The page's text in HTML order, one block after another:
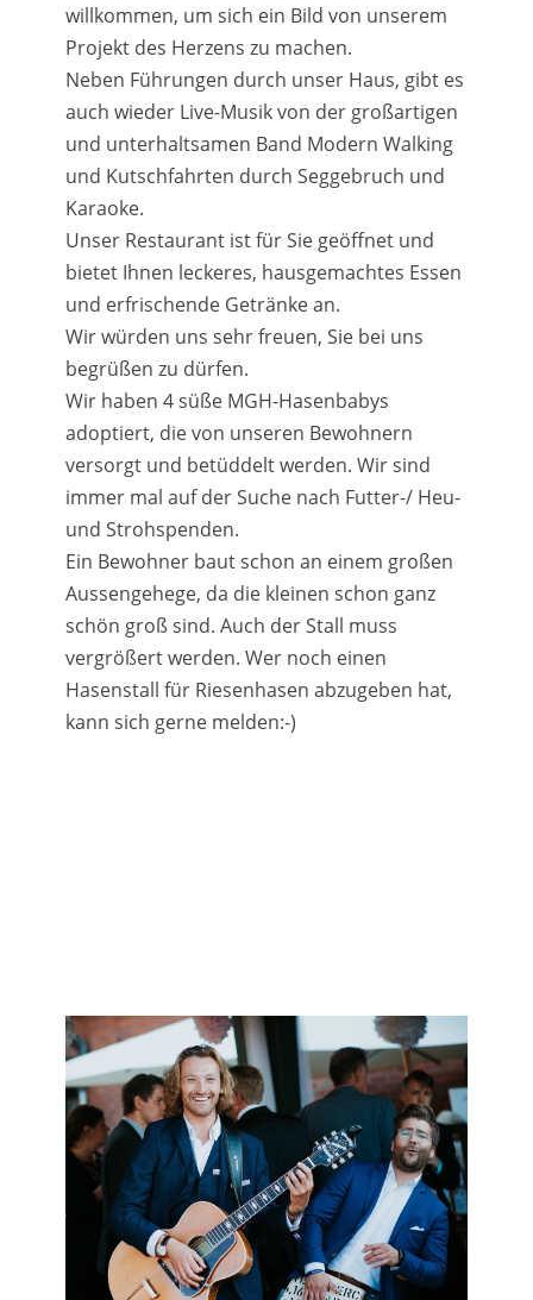
willkommen, um sich ein Bild von unserem
Projekt des Herzens zu machen.
Neben Führungen durch unser Haus, gibt es
auch wieder Live-Musik von der großartigen
und unterhaltsamen Band Modern Walking
und Kutschfahrten durch Seggebruch und
Karaoke.
Unser Restaurant ist für Sie geöffnet und
bietet Ihnen leckeres, hausgemachtes Essen
und erfrischende Getränke an.
Wir würden uns sehr freuen, Sie bei uns
begrüßen zu dürfen.
Wir haben 4 süße MGH-Hasenbabys
adoptiert, die von unseren Bewohnern
versorgt und betüddelt werden. Wir sind
immer mal auf der Suche nach Futter-/ Heu-
und Strohspenden.
Ein Bewohner baut schon an einem großen
Aussengehege, da die kleinen schon ganz
schön groß sind. Auch der Stall muss
vergrößert werden. Wer noch einen
Hasenstall für Riesenhasen abzugeben hat,
kann sich gerne melden:-)